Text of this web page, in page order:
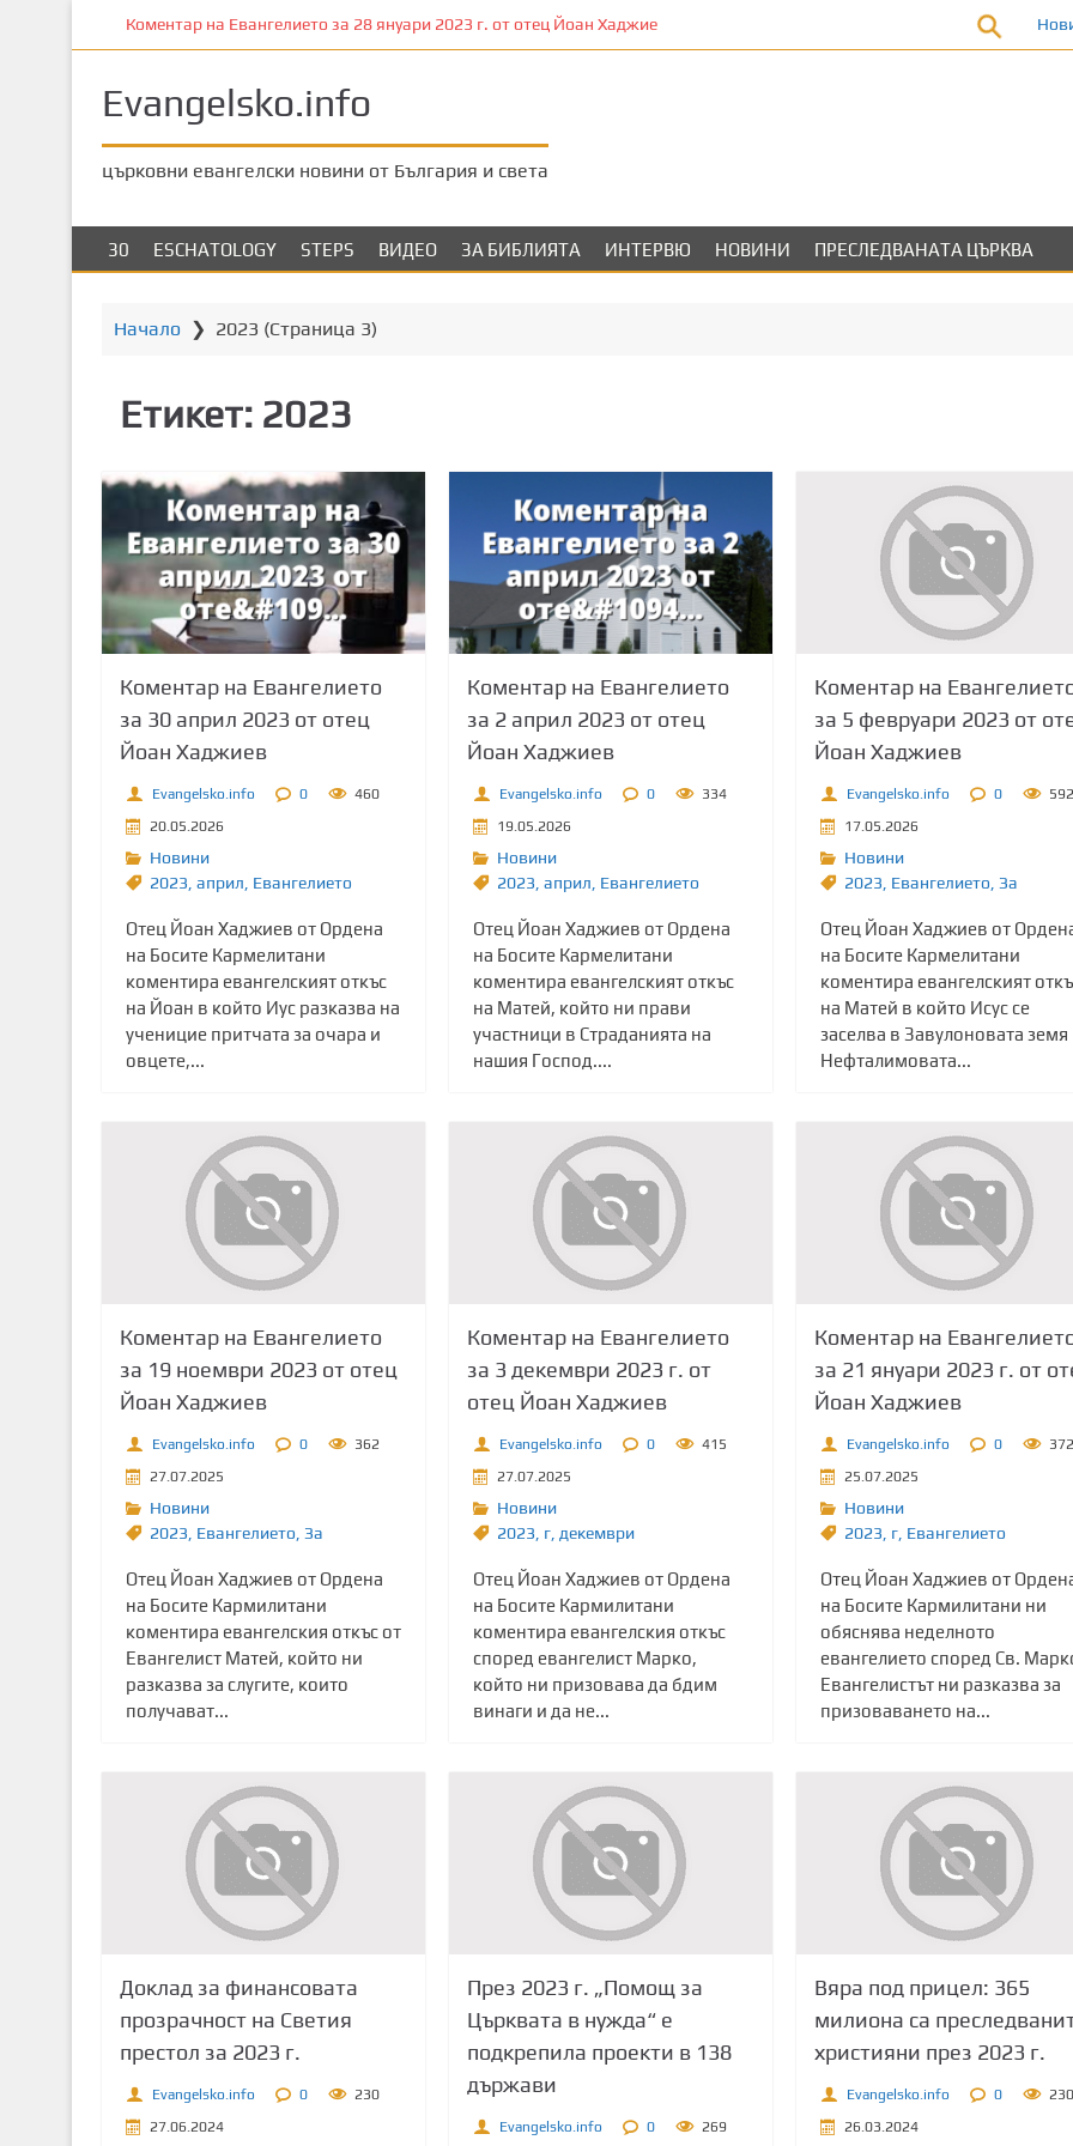
к
Коментар на Евангелието за 28 януари 2023 г. от отец Йоан Хаджие
Evangelsko.info
църковни евангелски новини от България и света
30 ESCHATOLOGY STEPS ВИДЕО ЗА БИБЛИЯТА ИНТЕРВЮ НОВИНИ ПРЕСЛЕДВАНАТА ЦЪРКВА
Начало ❯ 2023 (Страница 3)
Етикет: 2023
Коментар на Евангелието
за 30 април 2023 от отец
Йоан Хаджиев
Evangelsko.info 0
460
20.05.2026
Новини
2023 април Евангелието
Отец Йоан Хаджиев от Ордена
на Босите Кармелитани
коментира евангелският откъс
на Йоан в който Иус разказва на
ученицие притчата за очара и
овцете,...
Коментар на Евангелието
за 2 април 2023 от отец
Йоан Хаджиев
Evangelsko.info 0
334
19.05.2026
Новини
2023 април Евангелието
Отец Йоан Хаджиев от Ордена
на Босите Кармелитани
коментира евангелският откъс
на Матей, който ни прави
участници в Страданията на
нашия Господ....
Коментар на
за 5 февруари 2023 от
Йоан Хаджиев
Evangelsko.info 0
592
17.05.2026
Новини
2023 Евангелието Зa
Отец Йоан Хаджиев от
на Босите Кармелитани
коментира евангелският
на Матей в който Исус се
заселва в Завулоновата земя
Нефталимовата...
Коментар на Евангелието
за 19 ноември 2023 от отец
Йоан Хаджиев
Evangelsko.info 0
362
27.07.2025
Новини
2023 Евангелието Зa
Отец Йоан Хаджиев от Ордена
на Босите Кармилитани
коментира евангелския откъс от
Евангелист Матей, който ни
разказва за слугите, които
получават...
Коментар на Евангелието
за 3 декември 2023 г. от
отец Йоан Хаджиев
Evangelsko.info 0
415
27.07.2025
Новини
2023 г, декември
Отец Йоан Хаджиев от Ордена
на Босите Кармилитани
коментира евангелския откъс
според евангелист Марко,
който ни призовава да бдим
винаги и да не...
Коментар на
за 21 януари 2023 г. от
Йоан Хаджиев
Evangelsko.info 0
372
25.07.2025
Новини
2023 г, Евангелието
Отец Йоан Хаджиев от
на Босите Кармилитани ни
обяснява неделното
евангелието според Св.
Евангелистът ни разказва за
призоваването на...
Доклад за финансовата
прозрачност на Светия
престол за 2023 г.
Evangelsko.info 0
230
27.06.2024
През 2023 г. „Помощ за
Църквата в нужда“ е
подкрепила проекти в 138
държави
Evangelsko.info 0 269
Вяра под прицел: 365
милиона са
християни през 2023 г.
Evangelsko.info 0
230
26.03.2024